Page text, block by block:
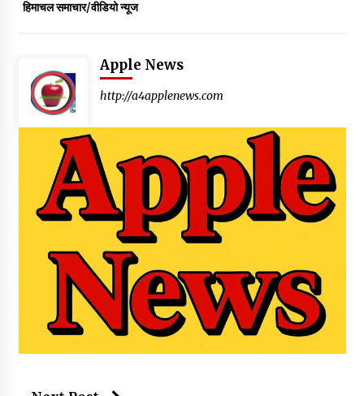
हिमाचल समाचार/वीडियो न्यूज
Apple News
http://a4applenews.com